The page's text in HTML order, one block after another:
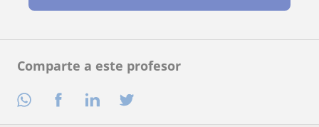
Comparte a este profesor